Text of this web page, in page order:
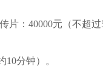
：40000元（不超过
分钟）。